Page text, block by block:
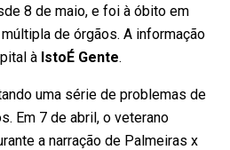
8 de maio, e foi à óbito em
de órgãos. A informação
à IstoÉ Gente.
uma série de problemas de
Em 7 de abril, o veterano
a narração de Palmeiras x